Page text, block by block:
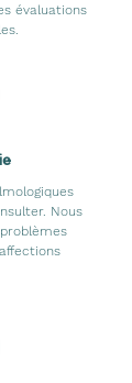
évaluations
Nous